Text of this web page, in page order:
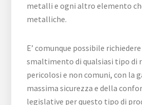
metalli e ogni altro elemento
metalliche.
E’ comunque possibile
smaltimento di qualsiasi tipo di
pericolosi e non comuni, con la
massima sicurezza e della
legislative per questo tipo di